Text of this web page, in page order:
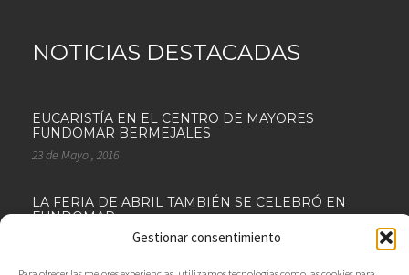
Gestionar consentimiento
NOTICIAS DESTACADAS
EUCARISTÍA EN EL CENTRO DE MAYORES
FUNDOMAR BERMEJALES
23 de Mayo , 2016
LA FERIA DE ABRIL TAMBIÉN SE CELEBRÓ EN
FUNDOMAR